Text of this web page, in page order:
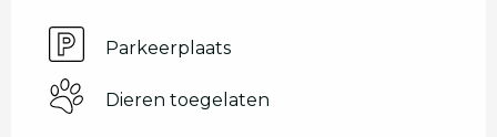
Parkeerplaats
Dieren toegelaten